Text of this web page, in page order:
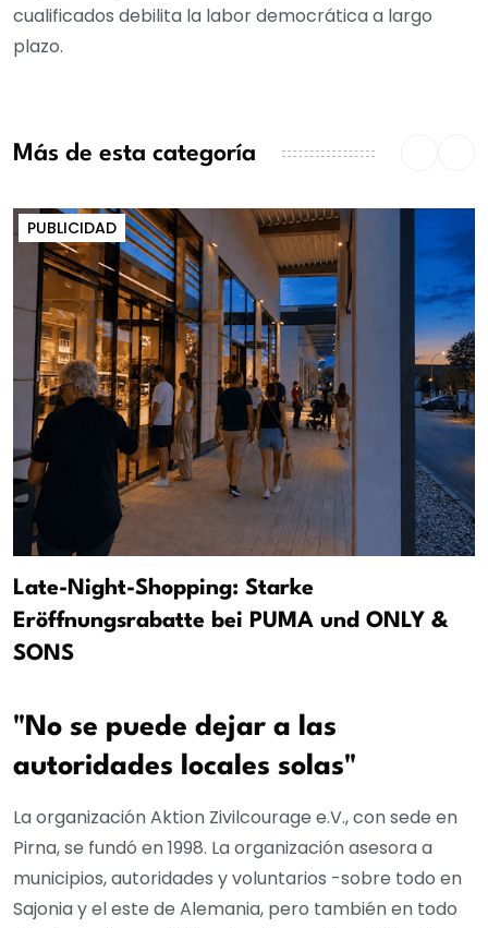
cualificados debilita la labor democrática a largo
plazo.
Más de esta categoría
PUBLICIDAD
Late-Night-Shopping: Starke
Eröffnungsrabatte bei PUMA und ONLY &
SONS
"No se puede dejar a las
autoridades locales solas"
La organización Aktion Zivilcourage e.V., con sede en
Pirna, se fundó en 1998. La organización asesora a
municipios, autoridades y voluntarios -sobre todo en
Sajonia y el este de Alemania, pero también en todo